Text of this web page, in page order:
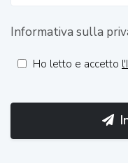
Informativa sulla
Ho letto e accetto